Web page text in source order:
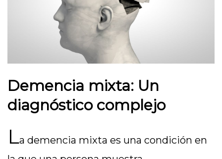
Demencia mixta: Un
diagnóstico complejo
La demencia mixta es una condición en